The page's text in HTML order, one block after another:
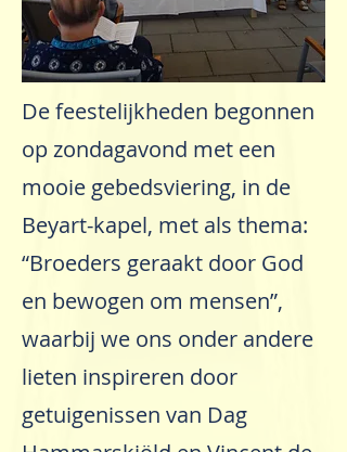
De feestelijkheden begonnen
op zondagavond met een
mooie gebedsviering, in de
Beyart-kapel, met als thema:
“Broeders geraakt door God
en bewogen om mensen”,
waarbij we ons onder andere
lieten inspireren door
getuigenissen van Dag